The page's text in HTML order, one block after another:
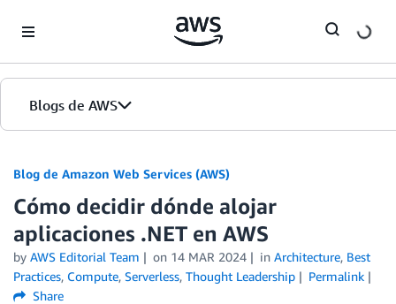
Blogs de AWS
Inicio
Ediciones
Blog de Amazon Web Services (AWS)
Cómo decidir dónde alojar
aplicaciones .NET en AWS
by AWS Editorial Team on 14 MAR 2024 in Architecture, Best
Practices, Compute, Serverless, Thought Leadership
Permalink
Share